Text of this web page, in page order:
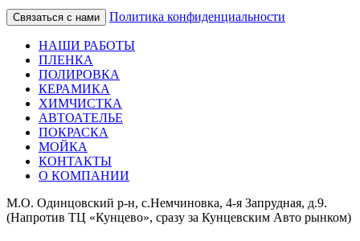
Связаться с нами Политика конфиденциальности
НАШИ РАБОТЫ
ПЛЕНКА
ПОЛИРОВКА
КЕРАМИКА
ХИМЧИСТКА
АВТОАТЕЛЬЕ
ПОКРАСКА
МОЙКА
КОНТАКТЫ
О КОМПАНИИ
М.О. Одинцовский р-н, с.Немчиновка, 4-я Запрудная, д.9.
(Напротив ТЦ «Кунцево», сразу за Кунцевским Авто рынком)